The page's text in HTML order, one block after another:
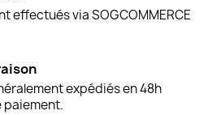
effectués via SOGCOMMERCE
expédiés en 48h